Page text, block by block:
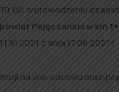
wprowadzeniu
Pajęczański w km
z dnia 17.08.2021 r.
na ww. odcinku oraz